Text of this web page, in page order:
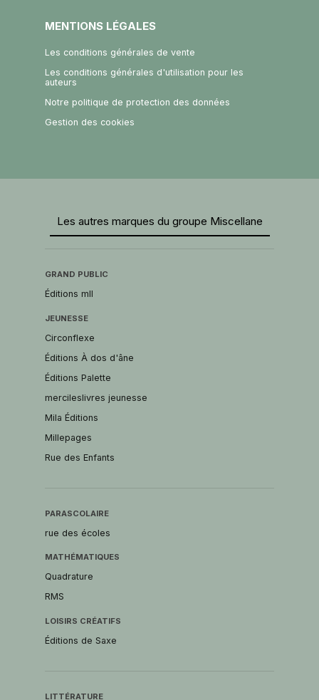
MENTIONS LÉGALES
Les conditions générales de vente
Les conditions générales d'utilisation pour les
auteurs
Notre politique de protection des données
Gestion des cookies
Les autres marques du groupe Miscellane
GRAND PUBLIC
Éditions mll
JEUNESSE
Circonflexe
Éditions À dos d'âne
Éditions Palette
mercileslivres jeunesse
Mila Éditions
Millepages
Rue des Enfants
PARASCOLAIRE
rue des écoles
MATHÉMATIQUES
Quadrature
RMS
LOISIRS CRÉATIFS
Éditions de Saxe
LITTÉRATURE